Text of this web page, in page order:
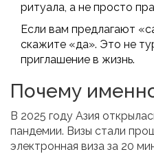
ритуала, а не просто
Если вам предлагают
скажите «да». Это не
приглашение в жизнь.
Почему
В 2025 году Азия
пандемии. Визы стали
электронная виза за 20